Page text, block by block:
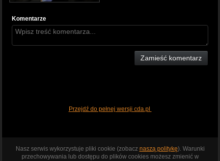
Komentarze
Zamieść komentarz
Przejdź do pełnej wersji cda.pl
Nasz serwis wykorzystuje pliki cookie (zobacz naszą politykę). Warunki
przechowywania lub dostępu do plików cookies możesz zmienić w